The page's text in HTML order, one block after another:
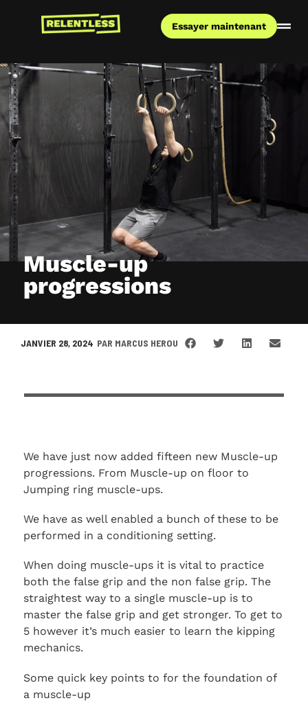
Essayer maintenant
Muscle-up
progressions
JANVIER 28, 2024 PAR MARCUS HEROU
We have just now added fifteen new Muscle-up
progressions. From Muscle-up on floor to
Jumping ring muscle-ups.
We have as well enabled a bunch of these to be
performed in a conditioning setting.
When doing muscle-ups it is vital to practice
both the false grip and the non false grip. The
straightest way to a single muscle-up is to
master the false grip and get stronger. To get to
5 however it’s much easier to learn the kipping
mechanics.
Some quick key points to for the foundation of
a muscle-up